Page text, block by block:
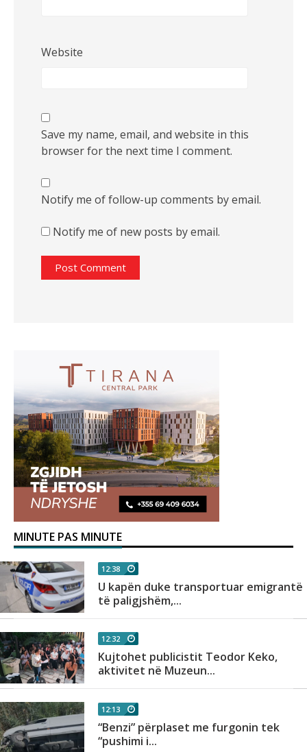
Website
Save my name, email, and website in this
browser for the next time I comment.
Notify me of follow-up comments by email.
Notify me of new posts by email.
MINUTE PAS MINUTE
12:38
U kapën duke transportuar emigrantë
të paligjshëm,...
12:32
Kujtohet publicistit Teodor Keko,
aktivitet në Muzeun...
12:13
“Benzi” përplaset me furgonin tek
“pushimi i...